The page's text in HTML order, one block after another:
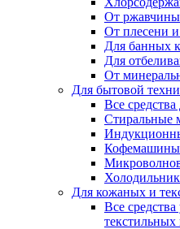
От ржавчины
От плесени и
Для банных
Для
От
Для бытовой
Все
Стиральные
Кофемашины
Для кожаных и
Все
текстильных